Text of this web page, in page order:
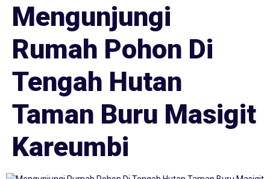
Mengunjungi
Rumah Pohon Di
Tengah Hutan
Taman Buru Masigit
Kareumbi